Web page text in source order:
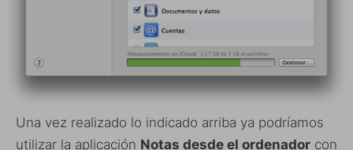
Una vez realizado lo indicado arriba ya podríamos
utilizar la aplicación Notas desde el ordenador con